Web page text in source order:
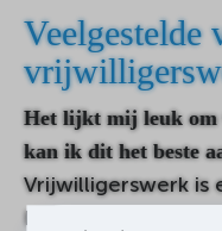
Veelgestelde
Het lijkt mij leuk om
kan ik dit het beste
Vrijwilligerswerk is
Het is belangrijk